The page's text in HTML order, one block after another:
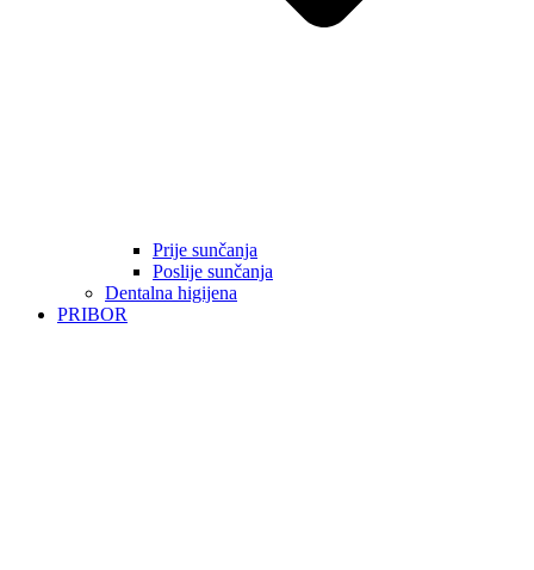
Prije sunčanja
Poslije sunčanja
Dentalna higijena
PRIBOR